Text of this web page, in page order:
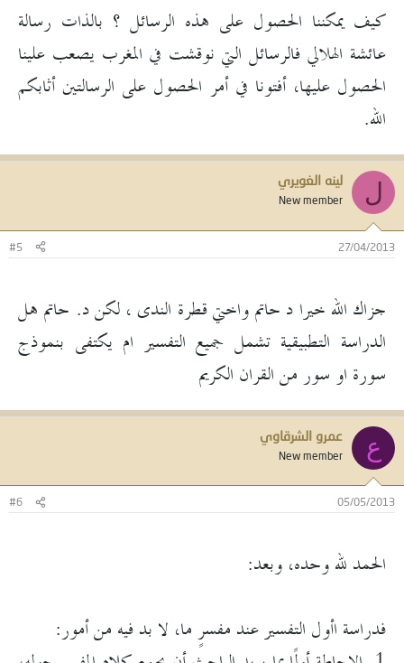
كيف يمكننا الحصول على هذه الرسائل ؟ بالذات رسالة
عائشة الهلالي فالرسائل التي نوقشت في المغرب يصعب علينا
الحصول عليها، أفتونا في أمر الحصول على الرسالتين أثابكم
الله.
ل لينه الغويري
New member
27/04/2013
#5
جزاك الله خيرا د حاتم واختي قطرة الندى ، لكن د. حاتم هل
الدراسة التطبيقية تشمل جميع التفسير ام يكتفى بنموذج
سورة او سور من القران الكريم
ع عمرو الشرقاوي
New member
05/05/2013
#6
الحمد لله وحده، وبعد:
فدراسة اأول التفسير عند مفسرٍ ما، لا بد فيه من أمور: